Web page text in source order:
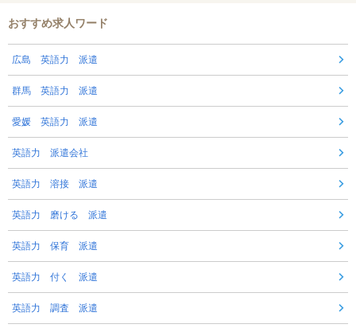
おすすめ求人ワード
広島 英語力 派遣
群馬 英語力 派遣
愛媛 英語力 派遣
英語力 派遣会社
英語力 溶接 派遣
英語力 磨ける 派遣
英語力 保育 派遣
英語力 付く 派遣
英語力 調査 派遣